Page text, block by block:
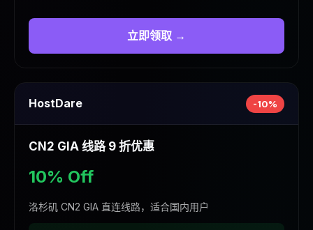
立即领取 →
HostDare -10%
CN2 GIA 线路 9 折优惠
10% Off
洛杉矶 CN2 GIA 直连线路，适合国内用户